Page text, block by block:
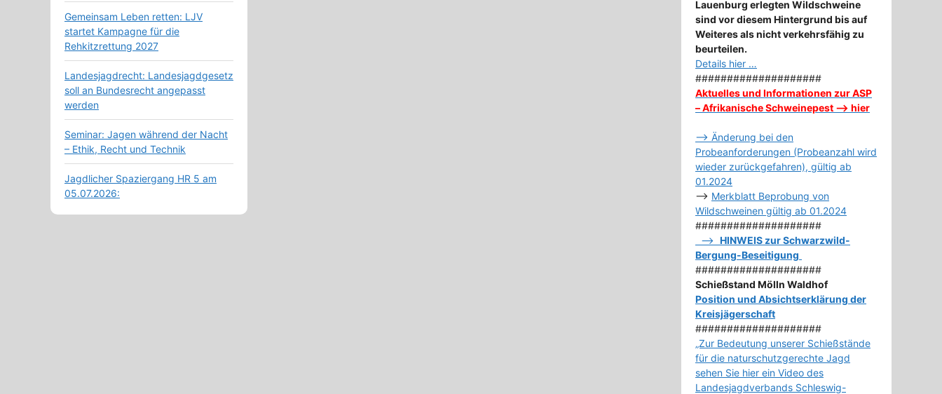
Gemeinsam Leben retten: LJV
startet Kampagne für die
Rehkitzrettung 2027
Landesjagdrecht: Landesjagdgesetz
soll an Bundesrecht angepasst
werden
Seminar: Jagen während der Nacht
– Ethik, Recht und Technik
Jagdlicher Spaziergang HR 5 am
05.07.2026:
Lauenburg erlegten Wildschweine
sind vor diesem Hintergrund bis auf
Weiteres als nicht verkehrsfähig zu
beurteilen.
Details hier …
####################
Aktuelles und Informationen zur ASP
– Afrikanische Schweinepest –> hier
–> Änderung bei den
Probeanforderungen (Probeanzahl wird
wieder zurückgefahren), gültig ab
01.2024
–> Merkblatt Beprobung von
Wildschweinen gültig ab 01.2024
####################
–> HINWEIS zur Schwarzwild-
Bergung-Beseitigung
####################
Schießstand Mölln Waldhof
Position und Absichtserklärung der
Kreisjägerschaft
####################
„Zur Bedeutung unserer Schießstände
für die naturschutzgerechte Jagd
sehen Sie hier ein Video des
Landesjagdverbands Schleswig-